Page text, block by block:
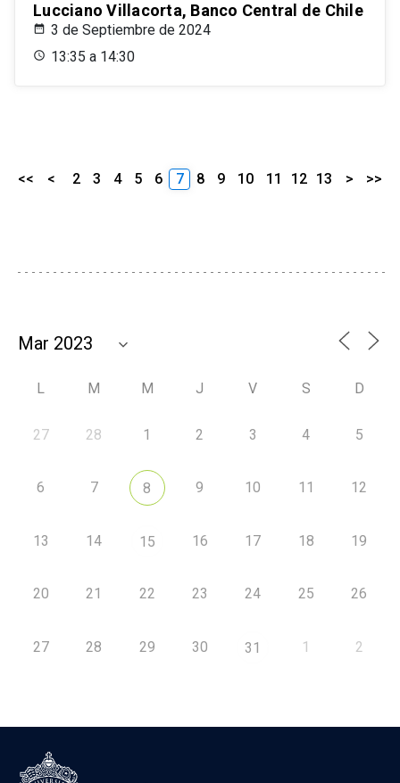
Lucciano Villacorta, Banco Central de Chile
3 de Septiembre de 2024
13:35 a 14:30
<< < 2 3 4 5 6 7 8 9 10 11 12 13 > >>
L M M J V S D
27 28 1 2 3 4 5
6 7 8 9 10 11 12
13 14 15 16 17 18 19
20 21 22 23 24 25 26
27 28 29 30 31 1 2